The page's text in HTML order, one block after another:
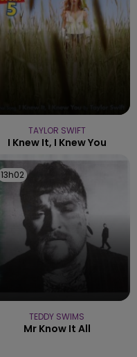
TAYLOR SWIFT
I Knew It, I Knew You
13h02
13h02
TEDDY SWIMS
Mr Know It All